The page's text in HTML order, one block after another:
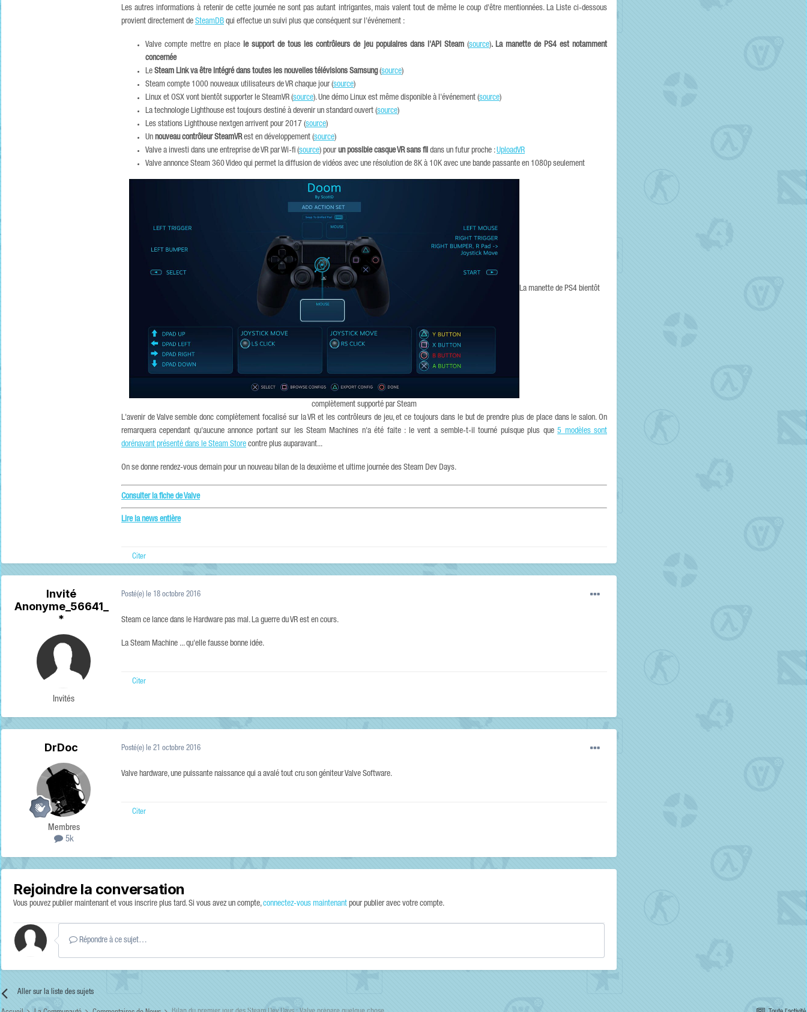
Les autres informations à retenir de cette journée ne sont pas autant intrigantes, mais valent tout de même le coup d'être mentionnées. La Liste ci-dessous
provient directement de SteamDB qui effectue un suivi plus que conséquent sur l'événement :
Valve compte mettre en place le support de tous les contrôleurs de jeu populaires dans l'API Steam (source). La manette de PS4 est notamment
concernée
Le Steam Link va être intégré dans toutes les nouvelles télévisions Samsung (source)
Steam compte 1000 nouveaux utilisateurs de VR chaque jour (source)
Linux et OSX vont bientôt supporter le SteamVR (source). Une démo Linux est même disponible à l'événement (source)
La technologie Lighthouse est toujours destiné à devenir un standard ouvert (source)
Les stations Lighthouse nextgen arrivent pour 2017 (source)
Un nouveau contrôleur SteamVRest en développement (source)
Valve a investi dans une entreprise de VR par Wi-fi (source) pour un possible casque VR sans fil dans un futur proche :UploadVR
Valve annonce Steam 360 Video qui permet la diffusion de vidéos avec une résolution de 8K à 10K avec une bande passante en 1080p seulement
La manette de PS4 bientôt
complètement supporté par Steam
L'avenir de Valve semble donc complètement focalisé sur la VR et les contrôleurs de jeu, et ce toujours dans le but de prendre plus de place dans le salon. On
remarquera cependant qu'aucune annonce portant sur les Steam Machines n'a été faite : le vent a semble-t-il tourné puisque plus que5 modèles sont
dorénavant présenté dans le Steam Store contre plus auparavant...
On se donne rendez-vous demain pour un nouveau bilan de la deuxième et ultime journée des Steam Dev Days.
Consulter la fiche de Valve
Lire la news entière
Citer
Invité
Anonyme_56641_
*
Invités
Posté(e) le 18 octobre 2016
Steam ce lance dans le Hardware pas mal. La guerre du VR est en cours.
La Steam Machine ... qu'elle fausse bonne idée.
Citer
DrDoc
Membres
5k
Posté(e) le 21 octobre 2016
Valve hardware, une puissante naissance qui a avalé tout cru son géniteur Valve Software.
Citer
Rejoindre la conversation
Vous pouvez publier maintenant et vous inscrire plus tard. Si vous avez un compte,connectez-vous maintenant pour publier avec votre compte.
Répondre à ce sujet…
Aller sur la liste des sujets